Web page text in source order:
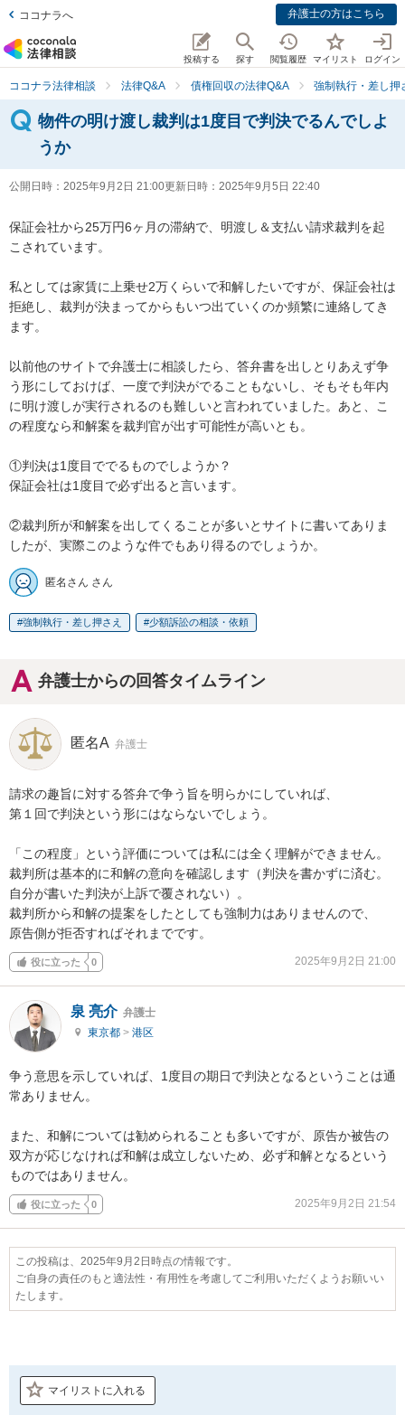
ココナラへ 弁護士の方はこちら
投稿する 探す 閲覧履歴 マイリスト ログイン
ココナラ法律相談 法律Q&A 債権回収の法律Q&A 強制執行・差し押
物件の明け渡し裁判は1度目で判決でるんでしよ
うか
公開日時： 2025年9月2日 21:00更新日時： 2025年9月5日 22:40
保証会社から25万円6ヶ月の滞納で、明渡し＆支払い請求裁判を起
こされています。
私としては家賃に上乗せ2万くらいで和解したいですが、保証会社は
拒絶し、裁判が決まってからもいつ出ていくのか頻繁に連絡してき
ます。
以前他のサイトで弁護士に相談したら、答弁書を出しとりあえず争
う形にしておけば、一度で判決がでることもないし、そもそも年内
に明け渡しが実行されるのも難しいと言われていました。あと、こ
の程度なら和解案を裁判官が出す可能性が高いとも。
①判決は1度目ででるものでしようか？
保証会社は1度目で必ず出ると言います。
②裁判所が和解案を出してくることが多いとサイトに書いてありま
したが、実際このような件でもあり得るのでしょうか。
匿名さん さん
強制執行・差し押さえ 少額訴訟の相談・依頼
弁護士からの回答タイムライン
匿名A 弁護士
請求の趣旨に対する答弁で争う旨を明らかにしていれば、
第１回で判決という形にはならないでしょう。
「この程度」という評価については私には全く理解ができません。
裁判所は基本的に和解の意向を確認します（判決を書かずに済む。
自分が書いた判決が上訴で覆されない）。
裁判所から和解の提案をしたとしても強制力はありませんので、
原告側が拒否すればそれまでです。
役に立った 0 2025年9月2日 21:00
泉 亮介 弁護士
東京都 > 港区
争う意思を示していれば、1度目の期日で判決となるということは通
常ありません。
また、和解については勧められることも多いですが、原告か被告の
双方が応じなければ和解は成立しないため、必ず和解となるという
ものではありません。
役に立った 0 2025年9月2日 21:54
この投稿は、2025年9月2日時点の情報です。
ご自身の責任のもと適法性・有用性を考慮してご利用いただくようお願いい
たします。
マイリストに入れる